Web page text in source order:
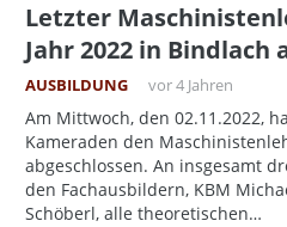
Letzter
Jahr 2022 in Bindlach
AUSBILDUNG vor 4 Jahren
Am Mittwoch, den 02.11.2022,
Kameraden den
abgeschlossen. An insgesamt
den Fachausbildern, KBM
Schöberl, alle theoretischen…